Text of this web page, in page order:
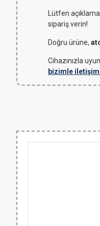
Lütfen
sipariş verin!
Doğru ürüne,
Cihazınızla
bizimle